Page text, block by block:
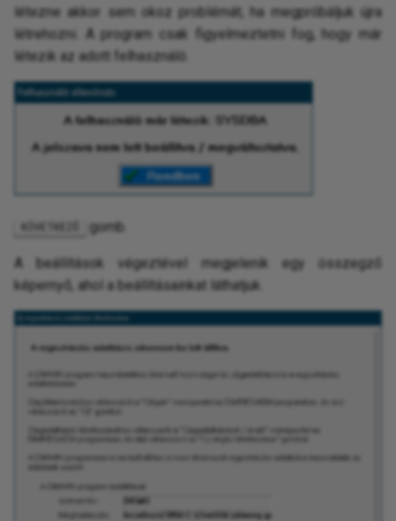
létezne akkor sem okoz problémát, ha megpróbáljuk újra
létrehozni. A program csak figyelmeztetni fog, hogy már
létezik az adott felhasználó.
KÖVETKEZŐ gomb.
A beállítások végeztével megjelenik egy összegző
képernyő, ahol a beállításainkat láthatjuk.